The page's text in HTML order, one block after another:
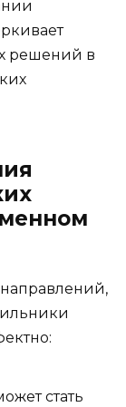
решений в
стать